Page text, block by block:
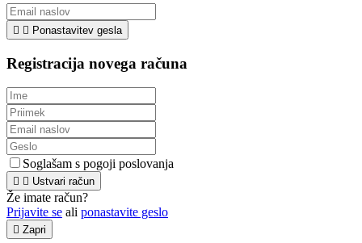
  Ponastavitev gesla
Registracija novega računa
Soglašam s pogoji poslovanja
  Ustvari račun
Že imate račun?
Prijavite se ali ponastavite geslo
 Zapri